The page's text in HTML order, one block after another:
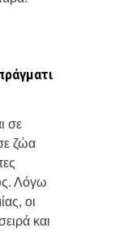
σε
ζώα
Λόγω
οι
και